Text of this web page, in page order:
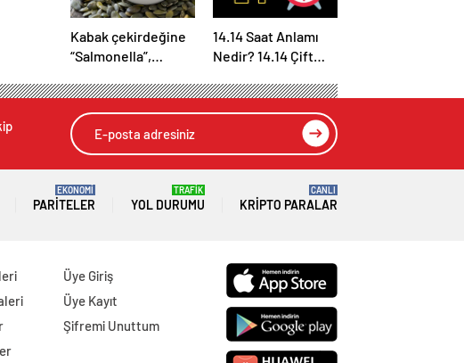
Kabak çekirdeğine
“Salmonella”,
cereus” nasıl
bulaşıyor?
14.14 Saat Anlamı
Nedir? 14.14 Çift
Nasıl Yorumlanır?
PARITELER
EKONOMİ
YOL DURUMU
TRAFİK
KRIPTO PARALAR
CANLI
Üye Giriş
Üye Kayıt
Şifremi Unuttum